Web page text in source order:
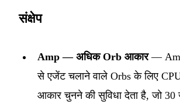
संक्षेप
Amp — अधिक Orb आकार—
से एजेंट चलाने वाले Orbs के लिए
आकार चुनने की सुविधा देता है, जो 30